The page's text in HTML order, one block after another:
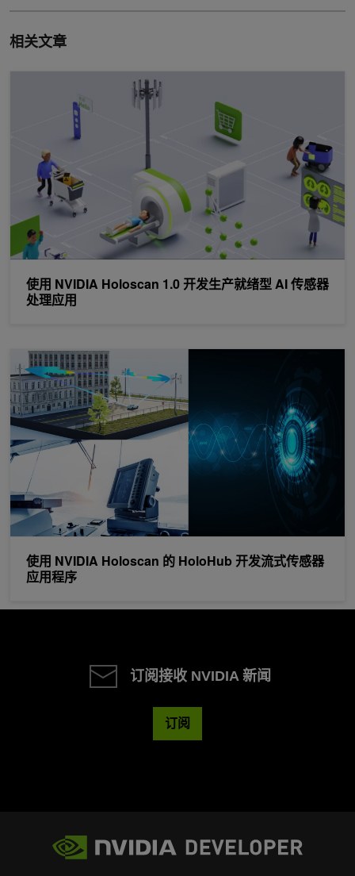
相关文章
使用 NVIDIA Holoscan 1.0 开发生产就绪型 AI 传感器
处理应用
使用 NVIDIA Holoscan 1.0 开发生产就绪型 AI 传感器处理应用
使用 NVIDIA Holoscan 的 HoloHub 开发流式传感器
应用程序
使用 NVIDIA Holoscan 的 HoloHub 开发流式传感器应用程序
订阅接收 NVIDIA 新闻
订阅